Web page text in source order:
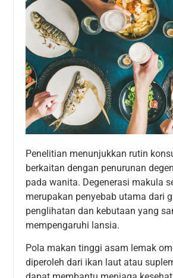
Penelitian menunjukkan rutin
berkaitan dengan penurunan
pada wanita. Degenerasi makula
merupakan penyebab utama dari
penglihatan dan kebutaan yang
mempengaruhi lansia.
Pola makan tinggi asam lemak
diperoleh dari ikan laut atau